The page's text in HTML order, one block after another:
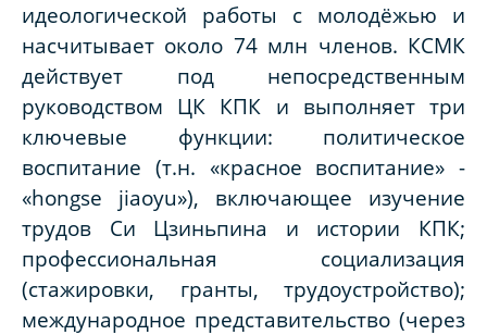
идеологической работы с молодёжью и
насчитывает около 74 млн членов. КСМК
действует под непосредственным
руководством ЦК КПК и выполняет три
ключевые функции: политическое
воспитание (т.н. «красное воспитание» -
«hongse jiaoyu»), включающее изучение
трудов Си Цзиньпина и истории КПК;
профессиональная социализация
(стажировки, гранты, трудоустройство);
международное представительство (через